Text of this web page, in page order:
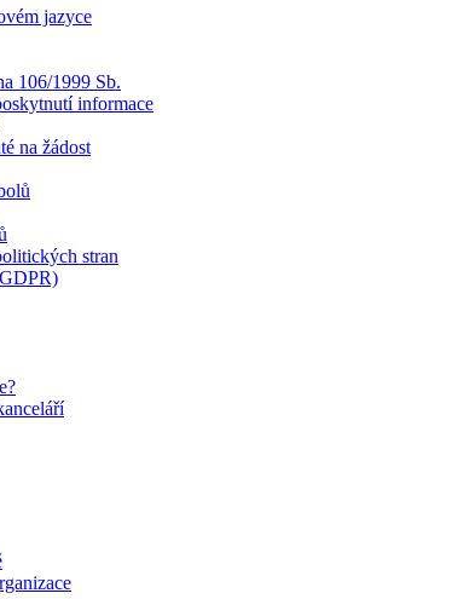
jazyce
106/1999 Sb.
informace
na žádost
stran